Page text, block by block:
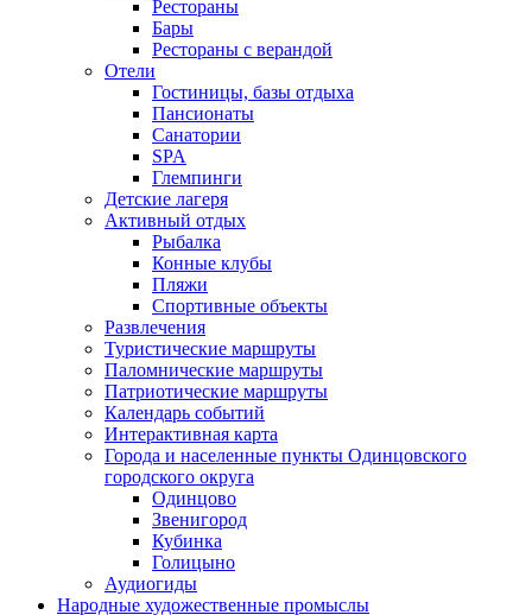
Рестораны
Бары
Рестораны с верандой
Отели
Гостиницы, базы отдыха
Пансионаты
Санатории
SPA
Глемпинги
Детские лагеря
Активный отдых
Рыбалка
Конные клубы
Пляжи
Спортивные объекты
Развлечения
Туристические маршруты
Паломнические маршруты
Патриотические маршруты
Календарь событий
Интерактивная карта
Города и населенные пункты Одинцовского
городского округа
Одинцово
Звенигород
Кубинка
Голицыно
Аудиогиды
Народные художественные промыслы